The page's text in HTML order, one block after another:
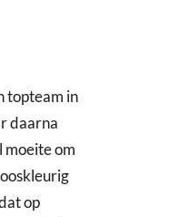
topteam in
daarna
moeite om
op